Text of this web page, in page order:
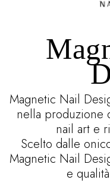
Magnetic Nail
nella produzione
nail art e
Scelto dalle
Magnetic Nail
e